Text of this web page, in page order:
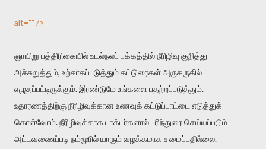
alt="" />
ஞாயிறு பத்திரிகையில் உடல்நலப் பக்கத்தில் நீரிழிவு குறித்து
அச்சுறுத்தும், உற்சாகப்படுத்தும் கட்டுரைகள் அருகருகில்
எழுதப்பட்டிருக்கும். இரண்டுமே உங்களை பதற்றப்படுத்தும்.
உதாரணத்திற்கு நீரிழிவுக்கான உணவுக் கட்டுப்பாட்டை எடுத்துக்
கொள்வோம். நீரிழிவுக்காக டாக்டர்களால் பரிந்துரை செய்யப்படும்
அட்டவணைப்படி நம்மூரில் யாரும் வழக்கமாக சமைப்பதில்லை.